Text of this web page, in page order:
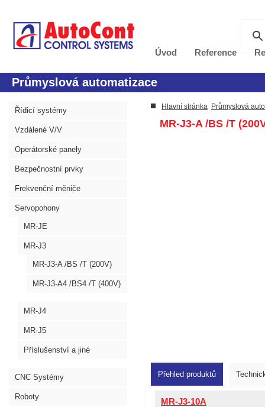
Úvod Reference
Průmyslová automatizace
Řídicí systémy
Vzdálené V/V
Operátorské panely
Bezpečnostní prvky
Frekvenční měniče
Servopohony
MR-JE
MR-J3
MR-J3-A /BS /T (200V)
MR-J3-A4 /BS4 /T (400V)
MR-J4
MR-J5
Příslušenství a jiné
CNC Systémy
Roboty
Hlavní stránka Průmyslová
MR-J3-A /BS /T
Přehled produktů
MR-J3-10A